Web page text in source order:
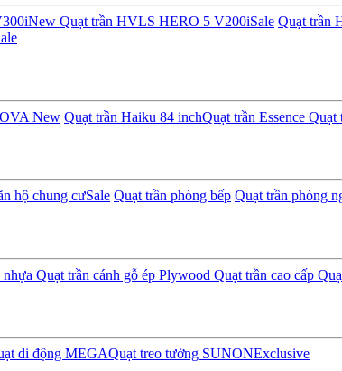
New Quạt trần HVLS HERO 5 V200iSale Quạt trần
New Quạt trần Haiku 84 inchQuạt trần Essence Quạt
hộ chung cưSale Quạt trần phòng bếp Quạt trần phòng
nhựa Quạt trần cánh gỗ ép Plywood Quạt trần cao cấp
di động MEGAQuạt treo tường SUNONExclusive